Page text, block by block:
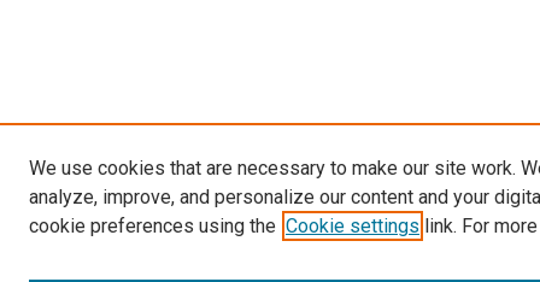
We use cookies that are necessary to make our site work.
analyze, improve, and personalize our content and your
cookie preferences using the Cookie settings link. For